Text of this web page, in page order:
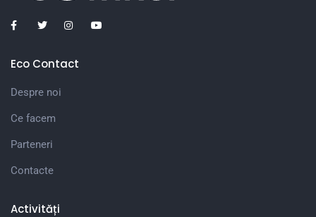
Eco Contact
Despre noi
Ce facem
Parteneri
Contacte
Activități